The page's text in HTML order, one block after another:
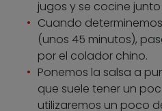
jugos y se cocine
Cuando
(unos 45 minutos),
por el colador chino.
Ponemos la salsa a
que suele tener un
utilizaremos un poco